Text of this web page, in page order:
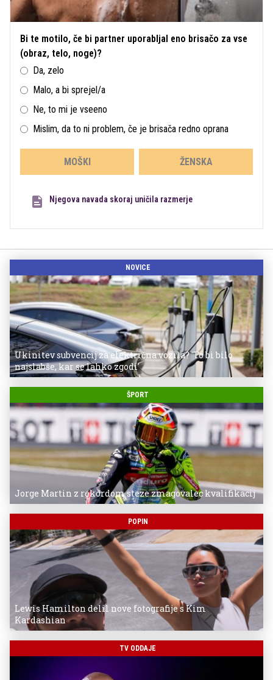
Bi te motilo, če bi partner uporabljal eno brisačo za vse
(obraz, telo, noge)?
Da, zelo
Malo, a bi sprejel/a
Ne, to mi je vseeno
Mislim, da to ni problem, če je brisača redno oprana
MOŠKI ŽENSKA
Njegova navada skoraj uničila razmerje
NOVICE
Ukinitev subvencij za električna vozila? 'To bi bilo
najslabše, kar se lahko zgodi'
ŠPORT
Jorge Martin z rekordom steze zmagovalec kvalifikacij
POPIN
Lewis Hamilton delil nove fotografije s Kim
Kardashian
TV ODDAJE